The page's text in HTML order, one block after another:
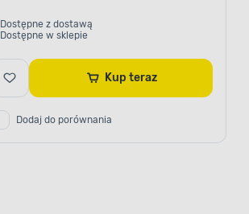
Dostępne z dostawą
Dostępne w sklepie
Kup teraz
Dodaj do porównania